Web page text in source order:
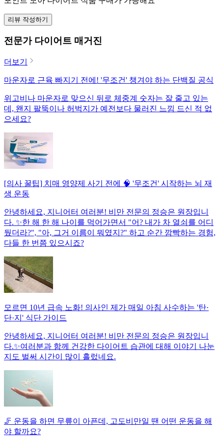
리뷰 작성하기
전문가 다이어트 매거진
더보기
마운자로 근육 빠지기 전에! '무조건' 챙겨야 하는 단백질 공식
위고비나 마운자로 맞으신 뒤로 체중계 숫자는 잘 줄고 있는
데, 왠지 팔뚝이나 허벅지가 예전보다 물러진 느낌 드신 적 없
으세요?
[의사 꿀팁] 치매 영양제 사기 전에 🧠 '무조건' 시작하는 뇌 재
생 운동
안녕하세요, 지니어터 여러분! 비만 전문의 정승은 원장입니
다. ✨한 해 한 해 나이를 먹어가면서 "어? 내가 차 열쇠를 어디
뒀더라?", "아, 그거 이름이 뭐였지?" 하고 순간 깜빡하는 경험,
다들 한 번쯤 있으시죠?
모르면 10년 급속 노화! 의사인 제가 매일 아침 사수하는 '탄·
단·지' 식단 가이드
안녕하세요, 지니어터 여러분! 비만 전문의 정승은 원장입니
다.✨여러분과 함께 건강한 다이어트 습관에 대해 이야기 나눈
지도 벌써 시간이 많이 흘렀네요.
🦵 운동을 하면 무릎이 아픈데, 고도비만일 땐 어떤 운동을 해
야 할까요?